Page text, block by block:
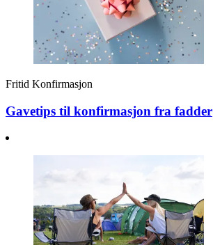
Fritid Konfirmasjon
Gavetips til konfirmasjon fra fadder